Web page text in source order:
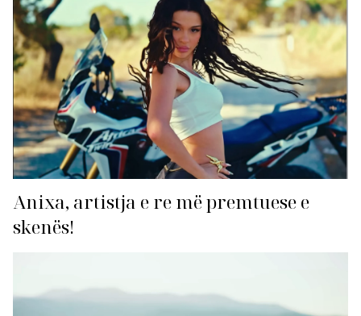
Anixa, artistja e re më premtuese e
skenës!